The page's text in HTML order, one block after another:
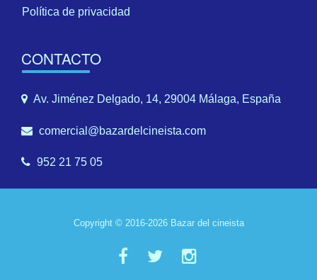
Política de privacidad
CONTACTO
Av. Jiménez Delgado, 14, 29004 Málaga, España
comercial@bazardelcineista.com
952 21 75 05
Copyright © 2016-2026 Bazar del cineista